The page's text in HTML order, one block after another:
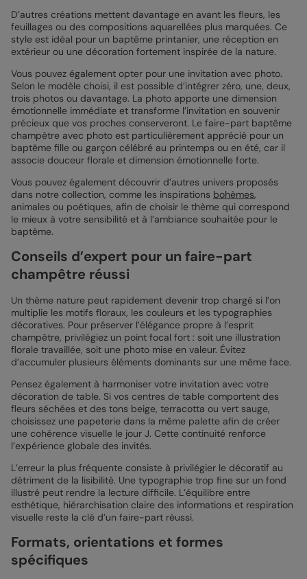
D’autres créations mettent davantage en avant les fleurs, les
feuillages ou des compositions aquarellées plus marquées. Ce
style est idéal pour un baptême printanier, une réception en
extérieur ou une décoration fortement inspirée de la nature.
Vous pouvez également opter pour une invitation avec photo.
Selon le modèle choisi, il est possible d’intégrer zéro, une, deux,
trois photos ou davantage. La photo apporte une dimension
émotionnelle immédiate et transforme l’invitation en souvenir
précieux que vos proches conserveront. Le faire-part baptême
champêtre avec photo est particulièrement apprécié pour un
baptême fille ou garçon célébré au printemps ou en été, car il
associe douceur florale et dimension émotionnelle forte.
Vous pouvez également découvrir d’autres univers proposés
dans notre collection, comme les inspirations bohèmes,
animales ou poétiques, afin de choisir le thème qui correspond
le mieux à votre sensibilité et à l’ambiance souhaitée pour le
baptême.
Conseils d’expert pour un faire-part
champêtre réussi
Un thème nature peut rapidement devenir trop chargé si l’on
multiplie les motifs floraux, les couleurs et les typographies
décoratives. Pour préserver l’élégance propre à l’esprit
champêtre, privilégiez un point focal fort : soit une illustration
florale travaillée, soit une photo mise en valeur. Évitez
d’accumuler plusieurs éléments dominants sur une même face.
Pensez également à harmoniser votre invitation avec votre
décoration de table. Si vos centres de table comportent des
fleurs séchées et des tons beige, terracotta ou vert sauge,
choisissez une papeterie dans la même palette afin de créer
une cohérence visuelle le jour J. Cette continuité renforce
l’expérience globale des invités.
L’erreur la plus fréquente consiste à privilégier le décoratif au
détriment de la lisibilité. Une typographie trop fine sur un fond
illustré peut rendre la lecture difficile. L’équilibre entre
esthétique, hiérarchisation claire des informations et respiration
visuelle reste la clé d’un faire-part réussi.
Formats, orientations et formes
spécifiques